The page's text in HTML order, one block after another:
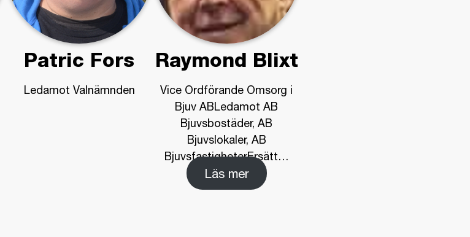
Patric Fors
Ledamot Valnämnden
Raymond Blixt
Vice Ordförande Omsorg i
Bjuv ABLedamot AB
Bjuvsbostäder, AB
Bjuvslokaler, AB
BjuvsfastigheterErsätt…
Läs mer